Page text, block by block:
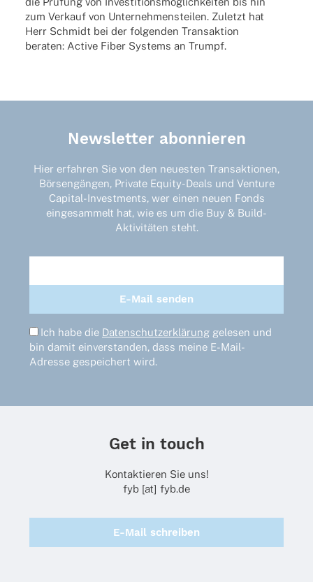
zum Verkauf von Unter­neh­mens­tei­len. Zuletzt hat
Herr Schmidt bei der folgen­den Trans­ak­tion
bera­ten: Active Fiber Systems an Trumpf.
Newsletter abonnieren
Hier erfahren Sie von den neuesten Transaktionen,
Börsengängen, Private Equity-Deals und Venture
Capital-Investments, wer einen neuen Fonds
eingesammelt hat, wie es um die Buy & Build-
Aktivitäten steht.
Ich habe die Datenschutzerklärung gelesen und
bin damit einverstanden, dass meine E-Mail-
Adresse gespeichert wird.
Get in touch
Kontaktieren Sie uns!
fyb [at] fyb.de
E-Mail schreiben